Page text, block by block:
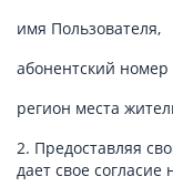
имя Пользователя,
абонентский номер
регион места
2. Предоставляя
дает свое согласие